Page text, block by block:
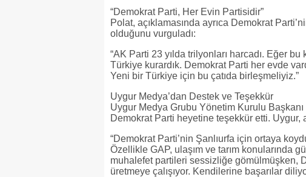
“Demokrat Parti, Her Evin Partisidir”
Polat, açıklamasında ayrıca Demokrat
olduğunu vurguladı:
“AK Parti 23 yılda trilyonları harcadı. Eğer
Türkiye kurardık. Demokrat Parti her evde
Yeni bir Türkiye için bu çatıda birleşmeliyiz.”
Uygur Medya’dan Destek ve Teşekkür
Uygur Medya Grubu Yönetim Kurulu
Demokrat Parti heyetine teşekkür etti. Uygur,
“Demokrat Parti’nin Şanlıurfa için ortaya
Özellikle GAP, ulaşım ve tarım konularında
muhalefet partileri sessizliğe gömülmüşken,
üretmeye çalışıyor. Kendilerine başarılar